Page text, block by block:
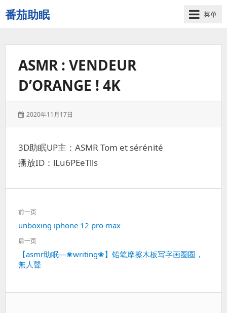
番茄助眠
一
个
站
菜单
ASMR : VENDEUR
D’ORANGE ! 4K
发
2020年11月17日
3D助眠UP主：ASMR Tom et sérénité
播放ID：lLu6PEeTlls
文
章
导
航
前一页
上
一
unboxing iphone 12 pro max
后一页
下
一
【asmr助眠—❀writing❀】铅笔摩擦木板写字画圈圈，
無人聲